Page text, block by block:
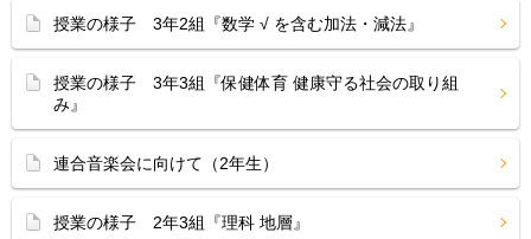
授業の様子 3年2組『数学 √ を含む加法・減法』
授業の様子 3年3組『保健体育 健康守る社会の取り組
み』
連合音楽会に向けて（2年生）
授業の様子 2年3組『理科 地層』